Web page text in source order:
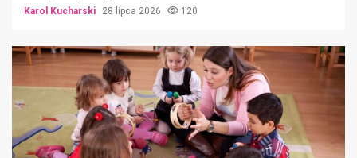
Karol Kucharski 28 lipca 2026 120